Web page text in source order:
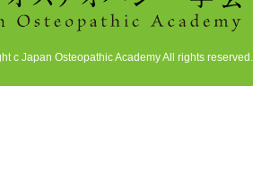
c Japan Osteopathic Academy All rights reserved.